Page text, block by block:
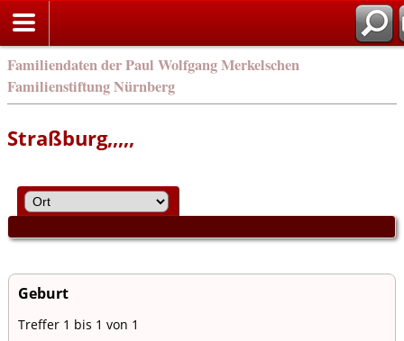
Familiendaten der Paul Wolfgang Merkelschen
Familienstiftung Nürnberg
Straßburg,,,,,
Geburt
Treffer 1 bis 1 von 1